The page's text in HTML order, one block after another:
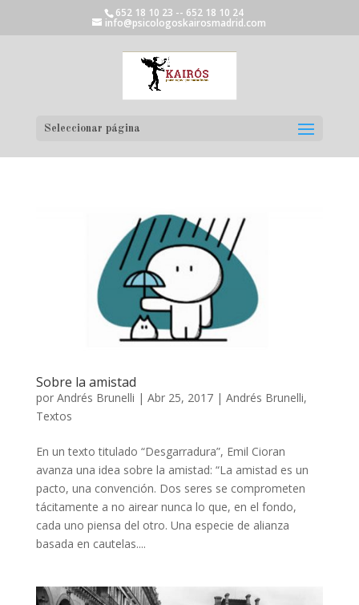
652 18 10 23 -- 652 18 10 24
info@psicologoskairosmadrid.com
Seleccionar página
Sobre la amistad
por Andrés Brunelli | Abr 25, 2017| Andrés Brunelli,
Textos
En un texto titulado “Desgarradura”, Emil Cioran
avanza una idea sobre la amistad: “La amistad es un
pacto, una convención. Dos seres se comprometen
tácitamente a no airear nunca lo que, en el fondo,
cada uno piensa del otro. Una especie de alianza
basada en cautelas....